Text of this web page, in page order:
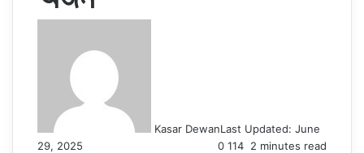
Kasar DewanLast Updated: June
29, 2025
0 114 2 minutes read